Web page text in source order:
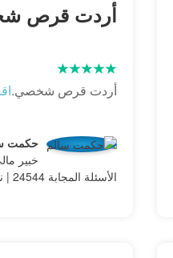
أردت قرص
أردت قرص شخصي.
حكمت
خبير
الأسئلة المجابة 24544 | نسبة الرضا 97.7%